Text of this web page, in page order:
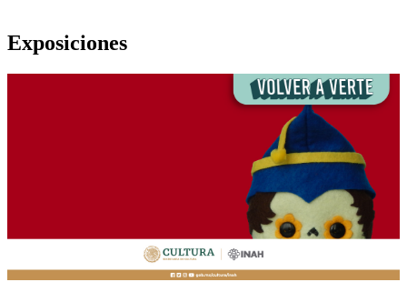
Exposiciones